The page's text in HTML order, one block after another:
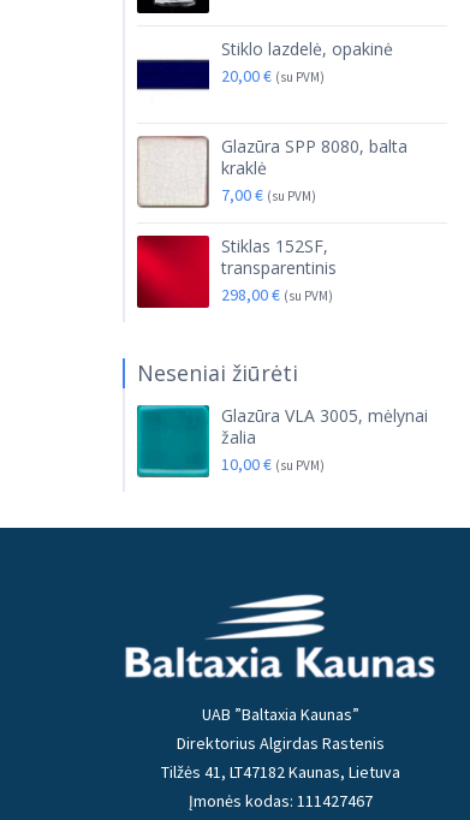
Stiklo lazdelė, opakinė
20,00€ (su PVM)
Glazūra SPP 8080, balta
kraklė
7,00€ (su PVM)
Stiklas 152SF,
transparentinis
298,00€ (su PVM)
Neseniai žiūrėti
Glazūra VLA 3005, mėlynai
žalia
10,00€ (su PVM)
UAB ”Baltaxia Kaunas”
Direktorius Algirdas Rastenis
Tilžės 41, LT47182 Kaunas, Lietuva
Įmonės kodas: 111427467